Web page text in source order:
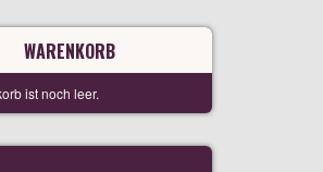
WARENKORB
ist noch leer.